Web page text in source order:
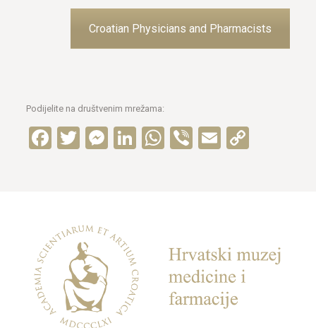
Croatian Physicians and Pharmacists
Podijelite na društvenim mrežama:
Facebook
Twitter
Messenger
LinkedIn
WhatsApp
ViberEmailCopy